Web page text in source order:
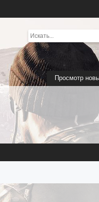
Просмотр